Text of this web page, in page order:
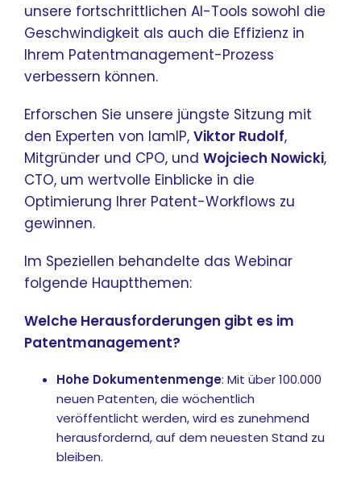
unsere fortschrittlichen AI-Tools sowohl die
Geschwindigkeit als auch die Effizienz in
Ihrem Patentmanagement-Prozess
verbessern können.
Erforschen Sie unsere jüngste Sitzung mit
den Experten von IamIP, Viktor Rudolf,
Mitgründer und CPO, und Wojciech Nowicki,
CTO, um wertvolle Einblicke in die
Optimierung Ihrer Patent-Workflows zu
gewinnen.
Im Speziellen behandelte das Webinar
folgende Hauptthemen:
Welche Herausforderungen gibt es im
Patentmanagement?
Hohe Dokumentenmenge: Mit über 100.000
neuen Patenten, die wöchentlich
veröffentlicht werden, wird es zunehmend
herausfordernd, auf dem neuesten Stand zu
bleiben.